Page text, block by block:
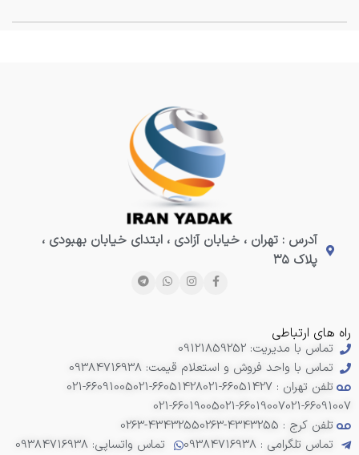
آدرس : تهران ، خیابان آزادی ، ابتدای خیابان بهبودی ،
پلاک ۳۵
راه های ارتباطی
تماس با مدیریت: 09121859252
تماس با واحد فروش و استعلام قیمت: 09384716938
تلفن تهران : 66051427-021
021-66051428
021-66091005
021-66091007
021-66019007
021-66019005
تلفن کرج : 4343255-0263
0263-4343255
تماس تلگرامی : 09384716938
تماس واتساپی: 09384716938